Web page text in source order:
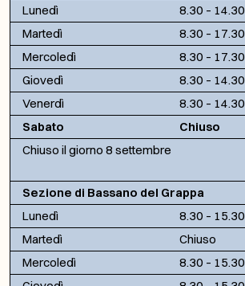
Lunedì
8.30 – 14.30
Martedì
8.30 – 17.30
Mercoledì
8.30 – 17.30
Giovedì
8.30 – 14.30
Venerdì
8.30 – 14.30
Sabato
Chiuso
Chiuso il giorno 8 settembre
Sezione di Bassano del Grappa
Lunedì
8.30 – 15.30
Martedì
Chiuso
Mercoledì
8.30 – 15.30